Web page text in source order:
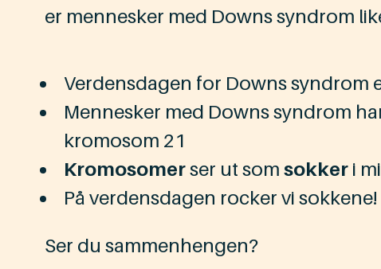
er mennesker med Downs syndrom
Verdensdagen for Downs syndrom
Mennesker med Downs syndrom
kromosom 21
Kromosomerser ut som sokker i
På verdensdagen rocker vi sokkene!
Ser du sammenhengen?